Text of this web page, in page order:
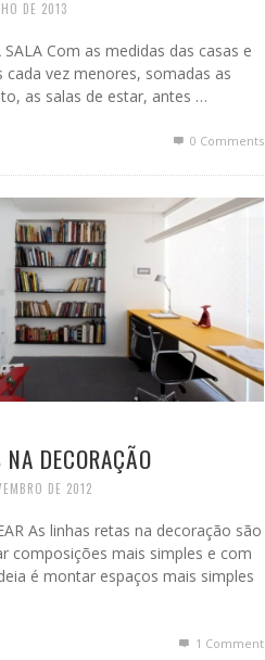
DE 2013
SALA Com as medidas das casas e
vez menores, somadas as
as salas de estar, antes …
0 Comments
DECORAÇÃO
DE 2012
As linhas retas na decoração são
composições mais simples e com
é montar espaços mais simples
1 Comment